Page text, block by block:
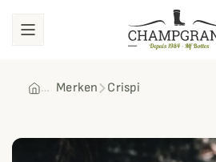
Merken Crispi